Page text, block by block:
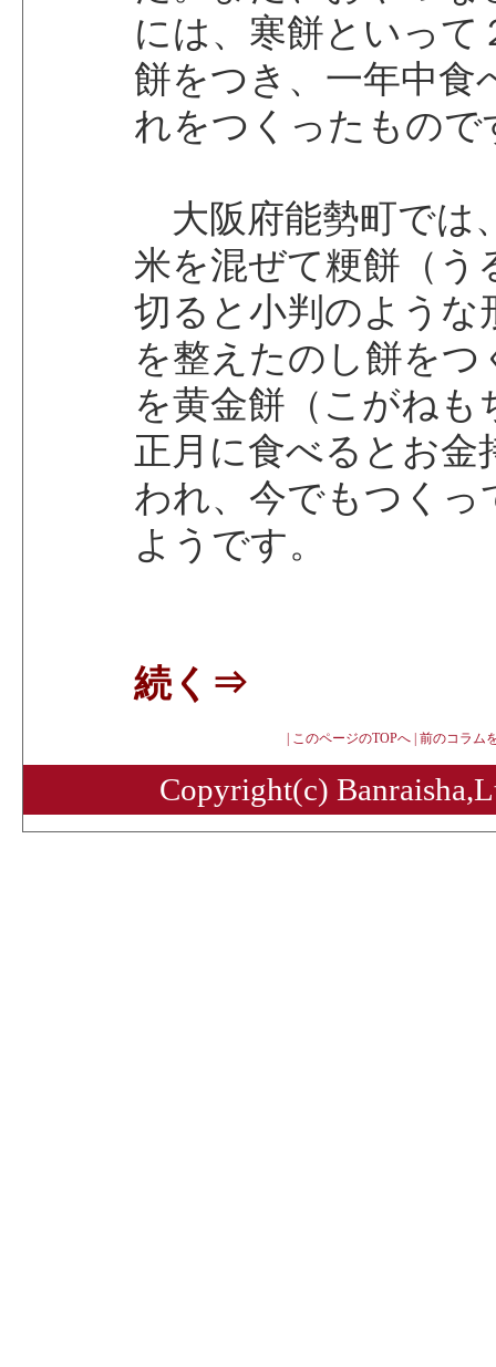
には、寒餅といって
餅をつき、一年中食
れをつくったもので
大阪府能勢町では
米を混ぜて粳餅（う
切ると小判のような
を整えたのし餅を
を黄金餅（こがねも
正月に食べるとお金
われ、今でもつくっ
ようです。
続く⇒
このページのTOPへ 前のコラム
Copyright(c)